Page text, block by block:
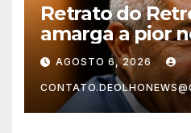
Retrato do
amarga a pior
nos anos finais
Fundamental e
Nordeste no
AGOSTO 6, 2026